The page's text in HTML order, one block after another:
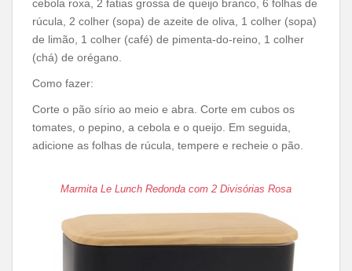
cebola roxa, 2 fatias grossa de queijo branco, 6 folhas de
rúcula, 2 colher (sopa) de azeite de oliva, 1 colher (sopa)
de limão, 1 colher (café) de pimenta-do-reino, 1 colher
(chá) de orégano.
Como fazer:
Corte o pão sírio ao meio e abra. Corte em cubos os
tomates, o pepino, a cebola e o queijo. Em seguida,
adicione as folhas de rúcula, tempere e recheie o pão.
Marmita Le Lunch Redonda com 2 Divisórias Rosa